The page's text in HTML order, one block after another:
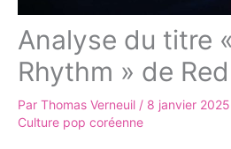
Analyse du titre
Rhythm » de
Par Thomas Verneuil / 8 janvier 2025
Culture pop coréenne